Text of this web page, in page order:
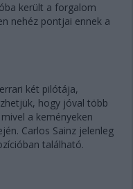
került a forgalom
nehéz pontjai ennek a
két pilótája,
hogy jóval több
a keményeken
Carlos Sainz jelenleg
található.